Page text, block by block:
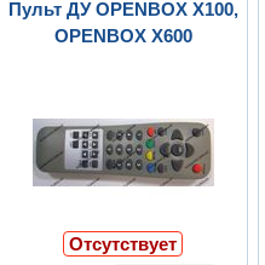
Пульт ДУ OPENBOX X100,
OPENBOX X600
Отсутствует